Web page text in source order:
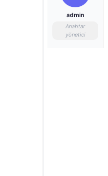
admin
Anahtar
yönetici